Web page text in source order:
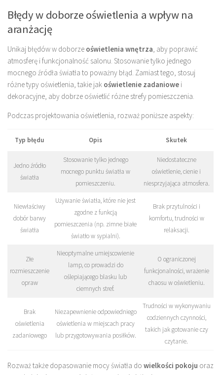
Błędy w doborze oświetlenia a wpływ na
aranżację
Unikaj błędów w doborze oświetlenia wnętrza , aby poprawić
atmosferę i funkcjonalność salonu. Stosowanie tylko jednego
mocnego źródła światła to poważny błąd. Zamiast tego, stosuj
różne typy oświetlenia, takie jak oświetlenie zadaniowe i
dekoracyjne, aby dobrze oświetlić różne strefy pomieszczenia.
Podczas projektowania oświetlenia, rozważ poniższe aspekty:
Typ błędu Opis Skutek
Jedno źródło
światła
Stosowanie tylko jednego
mocnego punktu światła w
pomieszczeniu.
Niedostateczne
oświetlenie, cienie i
niesprzyjająca atmosfera.
Niewłaściwy
dobór barwy
światła
Używanie światła, które nie jest
zgodne z funkcją
pomieszczenia (np. zimne białe
światło w sypialni).
Brak przytulności i
komfortu, trudności w
relaksacji.
Złe
rozmieszczenie
opraw
Nieoptymalne umiejscowienie
lamp, co prowadzi do
oślepiającego blasku lub
ciemnych stref.
O ograniczonej
funkcjonalności, wrażenie
chaosu w oświetleniu.
Brak
oświetlenia
zadaniowego
Niezapewnienie odpowiedniego
oświetlenia w miejscach pracy
lub przygotowywania posiłków.
Trudności w wykonywaniu
codziennych czynności,
takich jak gotowanie czy
czytanie.
Rozważ także dopasowanie mocy światła do wielkości pokoju oraz